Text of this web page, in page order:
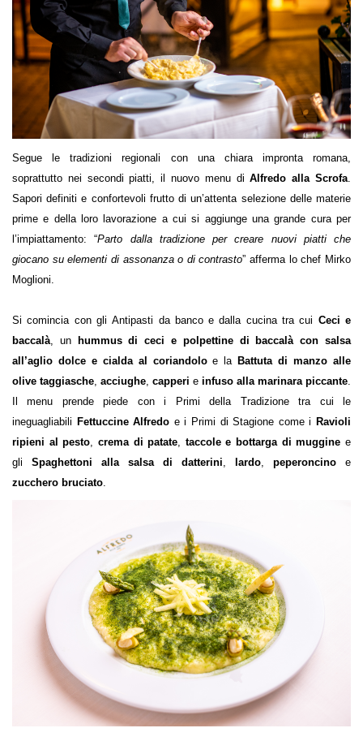
Segue le tradizioni regionali con una chiara impronta romana,
soprattutto nei secondi piatti, il nuovo menu diAlfredo alla Scrofa
Sapori definiti e confortevoli frutto di un’attenta selezione delle materie
prime e della loro lavorazione a cui si aggiunge una grande cura per
l’impiattamento: “Parto dalla tradizione per creare nuovi piatti che
giocano su elementi di assonanza o di contrasto” afferma lo chef Mirko
Moglioni.
Si comincia con gli Antipasti da bancoedalla cucinatra cui Ceci e
baccalà , un
hummus di ceci e polpettine di baccalà con salsa
all’aglio dolce e cialda al coriandoloe la Battuta di manzo alle
olive taggiasche acciughe capperi e infuso alla marinara piccante
Il menu prende piede con i
Primi della Tradizionetra cui le
ineguagliabili Fettuccine Alfredo e i Primi di Stagione come i Ravioli
ripieni al pesto
crema di patate taccole e bottarga di muggine e
gli Spaghettoni alla salsa di datterini lardo peperoncino e
zucchero bruciato